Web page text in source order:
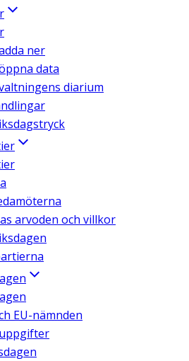
ner
data
diarium
arvoden och villkor
EU-nämnden